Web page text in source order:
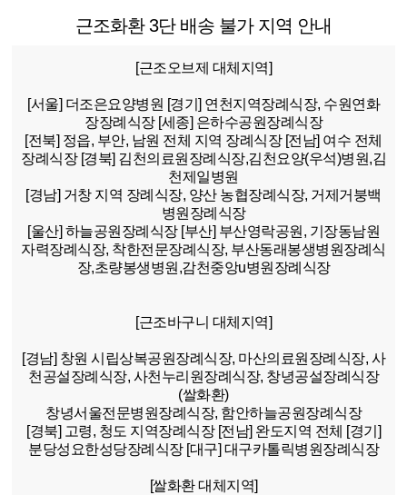
근조화환 3단 배송 불가 지역 안내
[근조오브제 대체지역]
[서울] 더조은요양병원 [경기] 연천지역장례식장, 수원연화
장장례식장 [세종] 은하수공원장례식장
[전북] 정읍, 부안, 남원 전체 지역 장례식장 [전남] 여수 전체
장례식장 [경북] 김천의료원장례식장,김천요양(우석)병원,김
천제일병원
[경남] 거창 지역 장례식장, 양산 농협장례식장, 거제거붕백
병원장례식장
[울산] 하늘공원장례식장 [부산] 부산영락공원, 기장동남원
자력장례식장, 착한전문장례식장, 부산동래봉생병원장례식
장,초량봉생병원,감천중앙u병원장례식장
[근조바구니 대체지역]
[경남] 창원 시립상복공원장례식장, 마산의료원장례식장, 사
천공설장례식장, 사천누리원장례식장, 창녕공설장례식장
(쌀화환)
창녕서울전문병원장례식장, 함안하늘공원장례식장
[경북] 고령, 청도 지역장례식장 [전남] 완도지역 전체 [경기]
분당성요한성당장례식장 [대구] 대구카톨릭병원장례식장
[쌀화환 대체지역]